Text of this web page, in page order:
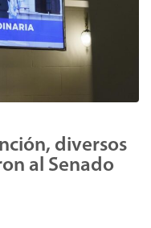
diversos
al Senado